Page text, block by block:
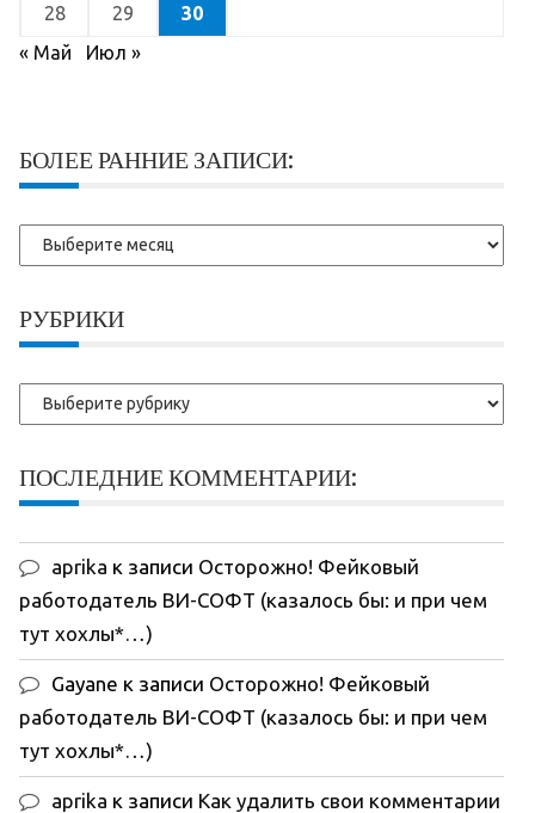
28 29
30
« Май
Июл »
БОЛЕЕ РАННИЕ ЗАПИСИ:
Более
ранние
РУБРИКИ
Рубрики
ПОСЛЕДНИЕ КОММЕНТАРИИ:
aprika к записи Осторожно! Фейковый
работодатель ВИ-СОФТ (казалось бы: и при чем
тут хохлы*…)
Gayane к записи Осторожно! Фейковый
работодатель ВИ-СОФТ (казалось бы: и при чем
тут хохлы*…)
aprika к записи Как удалить свои комментарии